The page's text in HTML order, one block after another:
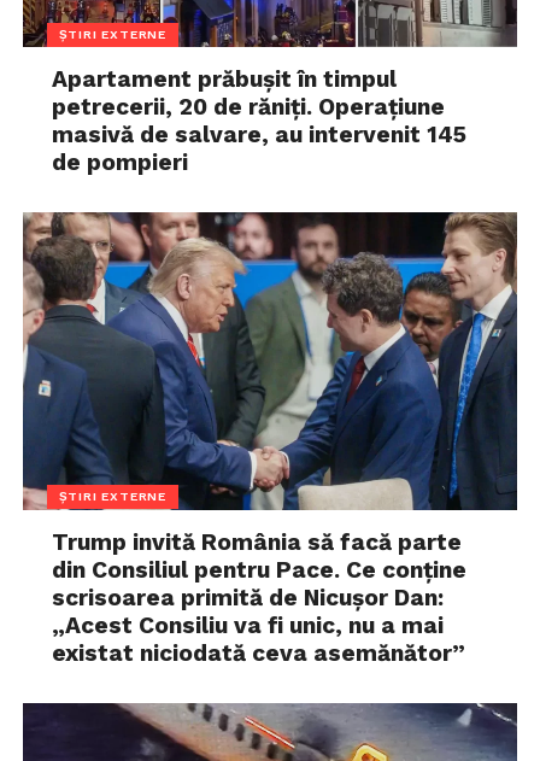
ȘTIRI EXTERNE
Apartament prăbușit în timpul
petrecerii, 20 de răniți. Operațiune
masivă de salvare, au intervenit 145
de pompieri
ȘTIRI EXTERNE
Trump invită România să facă parte
din Consiliul pentru Pace. Ce conține
scrisoarea primită de Nicușor Dan:
„Acest Consiliu va fi unic, nu a mai
existat niciodată ceva asemănător”